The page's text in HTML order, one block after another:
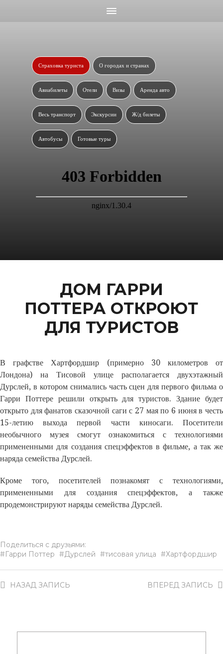
Страховка туриста О городах и странах
Авиабилеты Отели Визы Аренда авто
Весь транспорт Экскурсии Ж/д билеты
Автобусы Готовые туры
ДОМ ГАРРИ
ПОТТЕРА ОТКРОЮТ
ДЛЯ ТУРИСТОВ
В графстве Хартфордшир (примерно 30 километров от
Лондона) на Тисовой улице располагается двухэтажный
Дурслей, в котором снимались часть сцен для первого фильма о
Гарри Поттере решили открыть для туристов. Здание будет
открыто для фанатов сказочной саги с 27 мая по 6 июня в честь
15-летию выхода первой части киносаги. Посетители
необычного музея смогут ознакомиться с технологиями
примененными для создания спецэффектов в фильме, а так же
наряда семейства Дурслей.
Кроме того, посетителей познакомят с технологиями,
примененными для создания спецэффектов, а также
продемонстрируют наряды семейства Дурслей.
Поделиться с друзьями:
Гарри Поттер
Дурслей тисовая улица Хартфордшир
ВПЕРЕД ЗАПИСЬ
НАЗАД ЗАПИСЬ